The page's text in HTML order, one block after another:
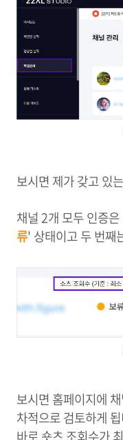
보시면 제가 갖고 있
채널 2개 모두 인증
류' 상태이고 두 번째
보시면 홈페이지에
차적으로 검토하게
바로 숏츠 조회수가